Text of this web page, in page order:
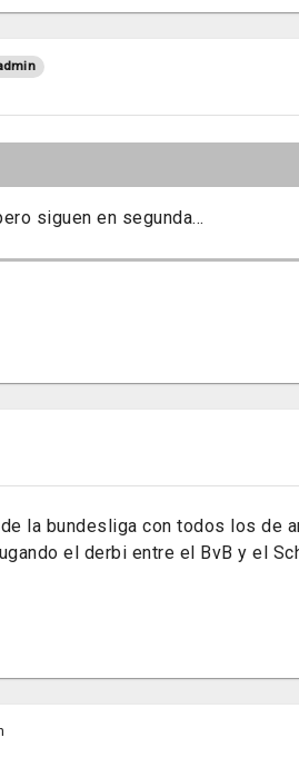
siguen en segunda...
la bundesliga con todos los de
el derbi entre el BvB y el